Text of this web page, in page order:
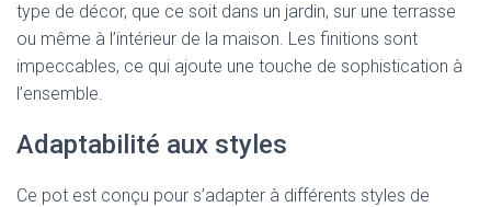
type de décor, que ce soit dans un jardin, sur une terrasse
ou même à l’intérieur de la maison. Les finitions sont
impeccables, ce qui ajoute une touche de sophistication à
l’ensemble.
Adaptabilité aux styles
Ce pot est conçu pour s’adapter à différents styles de